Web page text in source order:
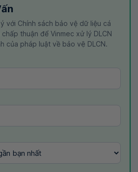
với Chính sách bảo vệ dữ liệu cá
thuận để Vinmec xử lý DLCN
của pháp luật về bảo vệ DLCN.